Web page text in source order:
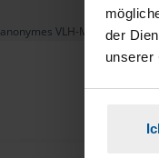
der
unserer
anonymes VLH-Mitglied